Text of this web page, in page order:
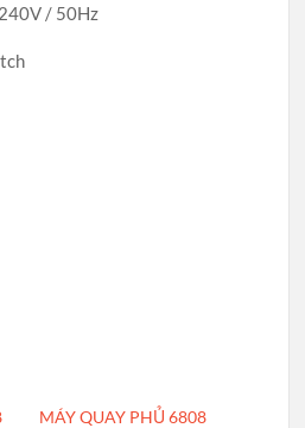
/ 50Hz
MÁY QUAY PHỦ 6808